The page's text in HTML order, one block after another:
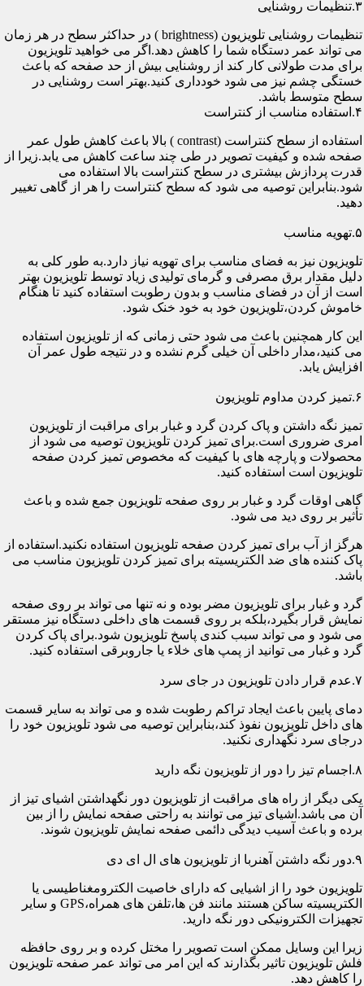
۳.تنظیمات روشنایی
تنظیمات روشنایی تلویزیون (brightness ) در حداکثر سطح در هر زمان
می تواند عمر دستگاه شما را کاهش دهد.اگر می خواهید تلویزیون
برای مدت طولانی کار کند از روشنایی بیش از حد صفحه که باعث
خستگی چشم نیز می شود خودداری کنید.بهتر است روشنایی در
سطح متوسط باشد.
۴.استفاده مناسب از کنتراست
استفاده از سطح کنتراست (contrast ) بالا باعث کاهش طول عمر
صفحه شده و کیفیت تصویر در طی چند ساعت کاهش می یابد.زیرا از
قدرت پردازش بیشتری در سطح کنتراست بالا استفاده می
شود.بنابراین توصیه می شود که سطح کنتراست را هر از گاهی تغییر
دهید.
۵.تهویه مناسب
تلویزیون نیز به فضای مناسب برای تهویه نیاز دارد.به طور کلی به
دلیل مقدار برق مصرفی و گرمای تولیدی زیاد توسط تلویزیون بهتر
است از آن در فضای مناسب و بدون رطوبت استفاده کنید تا هنگام
خاموش کردن،تلویزیون خود به خود خنک شود.
این کار همچنین باعث می شود حتی زمانی که از تلویزیون استفاده
می کنید،مدار داخلی آن خیلی گرم نشده و در نتیجه طول عمر آن
افزایش یابد.
۶.تمیز کردن مداوم تلویزیون
تمیز نگه داشتن و پاک کردن گرد و غبار برای مراقبت از تلویزیون
امری ضروری است.برای تمیز کردن تلویزیون توصیه می شود از
محصولات و پارچه های با کیفیت که مخصوص تمیز کردن صفحه
تلویزیون است استفاده کنید.
گاهی اوقات گرد و غبار بر روی صفحه تلویزیون جمع شده و باعث
تأثیر بر روی دید می شود.
هرگز از آب برای تمیز کردن صفحه تلویزیون استفاده نکنید.استفاده از
پاک کننده های ضد الکتریسیته برای تمیز کردن تلویزیون مناسب می
باشد.
گرد و غبار برای تلویزیون مضر بوده و نه تنها می تواند بر روی صفحه
نمایش قرار بگیرد،بلکه بر روی قسمت های داخلی دستگاه نیز مستقر
می شود و می تواند سبب کندی پاسخ تلویزیون شود.برای پاک کردن
گرد و غبار می توانید از پمپ های خلاء یا جاروبرقی استفاده کنید.
۷.عدم قرار دادن تلویزیون در جای سرد
دمای پایین باعث ایجاد تراکم رطوبت شده و می تواند به سایر قسمت
های داخل تلویزیون نفوذ کند،بنابراین توصیه می شود تلویزیون خود را
درجای سرد نگهداری نکنید.
۸.اجسام تیز را دور از تلویزیون نگه دارید
یکی دیگر از راه های مراقبت از تلویزیون دور نگهداشتن اشیای تیز از
آن می باشد.اشیای تیز می توانند به راحتی صفحه نمایش را از بین
برده و باعث آسیب دیدگی دائمی صفحه نمایش تلویزیون شوند.
۹.دور نگه داشتن آهنربا از تلویزیون های ال ای دی
تلویزیون خود را از اشیایی که دارای خاصیت الکترومغناطیسی یا
الکتریسیته ساکن هستند مانند فن ها،تلفن های همراه،GPS و سایر
تجهیزات الکترونیکی دور نگه دارید.
زیرا این وسایل ممکن است تصویر را مختل کرده و بر روی حافظه
فلش تلویزیون تاثیر بگذارند که این امر می تواند عمر صفحه تلویزیون
را کاهش دهد.